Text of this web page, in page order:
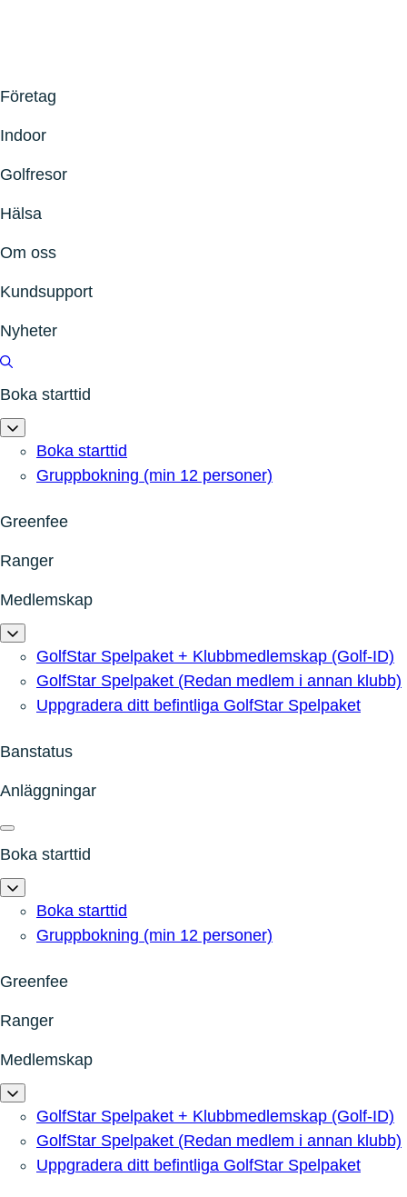
Företag
Indoor
Golfresor
Hälsa
Om oss
Kundsupport
Nyheter
Boka starttid
Boka starttid
Gruppbokning (min 12 personer)
Greenfee
Ranger
Medlemskap
GolfStar Spelpaket + Klubbmedlemskap (Golf-ID)
GolfStar Spelpaket (Redan medlem i annan klubb)
Uppgradera ditt befintliga GolfStar Spelpaket
Banstatus
Anläggningar
Boka starttid
Boka starttid
Gruppbokning (min 12 personer)
Greenfee
Ranger
Medlemskap
GolfStar Spelpaket + Klubbmedlemskap (Golf-ID)
GolfStar Spelpaket (Redan medlem i annan klubb)
Uppgradera ditt befintliga GolfStar Spelpaket